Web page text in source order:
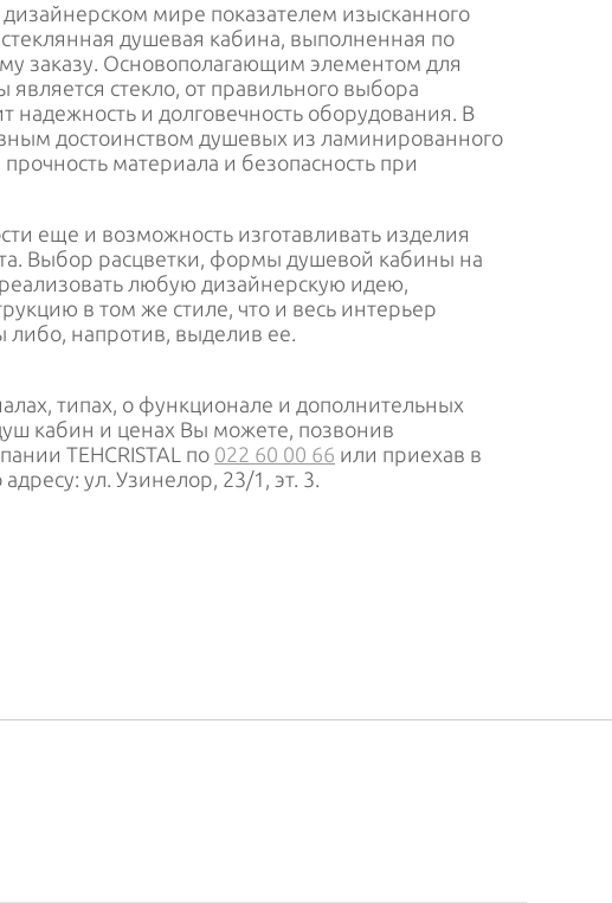
мире показателем изысканного
стеклянная душевая кабина, выполненная по
заказу. Основополагающим элементом для
стекло, от правильного выбора
надежность и долговечность оборудования. В
достоинством душевых из ламинированного
прочность материала и безопасность при
еще и возможность изготавливать изделия
Выбор расцветки, формы душевой кабины на
реализовать любую дизайнерскую идею,
в том же стиле, что и весь интерьер
либо, напротив, выделив ее.
типах, о функционале и дополнительных
кабин и ценах Вы можете, позвонив
TEHCRISTAL по 022 60 00 66 или приехав в
ул. Узинелор, 23/1, эт. 3.